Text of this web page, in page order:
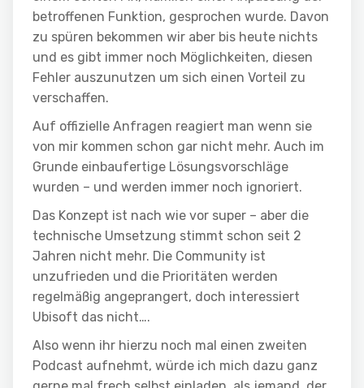
betroffenen Funktion, gesprochen wurde. Davon
zu spüren bekommen wir aber bis heute nichts
und es gibt immer noch Möglichkeiten, diesen
Fehler auszunutzen um sich einen Vorteil zu
verschaffen.
Auf offizielle Anfragen reagiert man wenn sie
von mir kommen schon gar nicht mehr. Auch im
Grunde einbaufertige Lösungsvorschläge
wurden – und werden immer noch ignoriert.
Das Konzept ist nach wie vor super – aber die
technische Umsetzung stimmt schon seit 2
Jahren nicht mehr. Die Community ist
unzufrieden und die Prioritäten werden
regelmäßig angeprangert, doch interessiert
Ubisoft das nicht….
Also wenn ihr hierzu noch mal einen zweiten
Podcast aufnehmt, würde ich mich dazu ganz